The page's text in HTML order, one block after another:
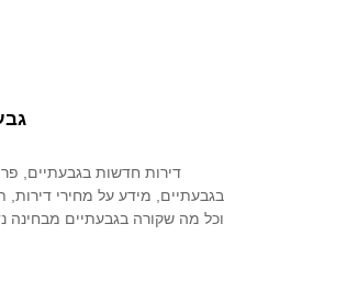
דירות חדשות בגבעתיים,
בגבעתיים, מידע על מחירי דירות,
וכל מה שקורה בגבעתיים מבחינה